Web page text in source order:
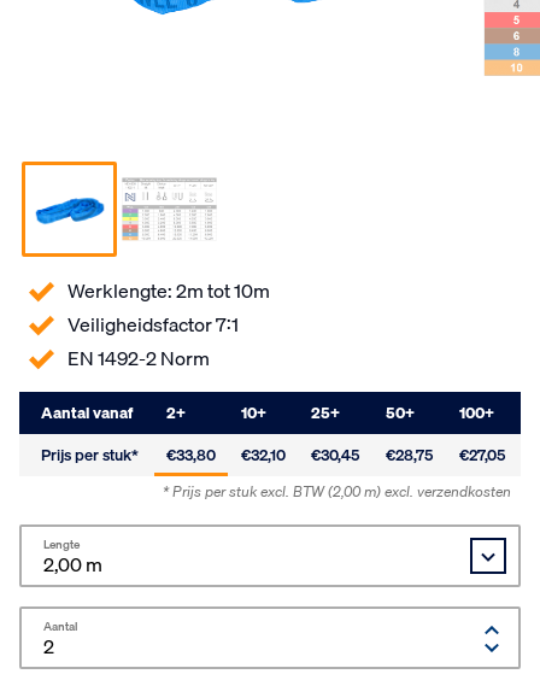
Werklengte: 2m tot 10m
Veiligheidsfactor 7:1
EN 1492-2 Norm
Aantal vanaf 2+ 10+ 25+ 50+ 100+
Prijs per stuk*
€33,80 €32,10 €30,45 €28,75 €27,05
* Prijs per stuk excl. BTW(2,00 m)excl. verzendkosten
Lengte
Aantal